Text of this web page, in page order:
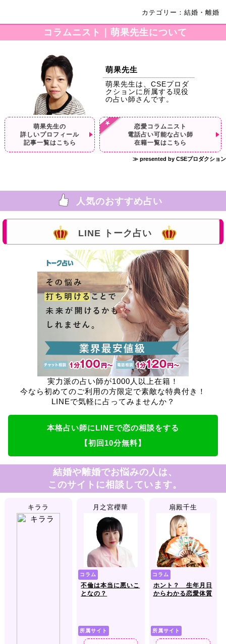
カテゴリー：結婚・離婚
コラムニスト｜萌果先生について
萌果先生
萌果先生は、CSEプロダ
クションに所属する現役
の占い師さんです。
萌果先生の
詳しいプロフィール
記事一覧はこちら
恋愛コラムニスト
電話占い可能な占い師
在籍一覧はこちら
≫ presented by CSEプロダクション
人気のおすすめ占い
LINE トーク占い
実力派の占い師が1000人以上在籍！
今なら初めてのご利用の方限定で素敵な特典付き！
LINEで気軽に占ってみませんか？
本格占い師にLINEで恋の相談をする
【初回10分無料】
結婚や離婚でお悩みの人は、
このサイトに相談しています。
キララ 月之宮櫻華
コラム
不倫は本当に悪いこ
となの？
所属サイト
扇殿千生
コラム
ホント？ 生年月日
からわかる恋愛体質
所属サイト